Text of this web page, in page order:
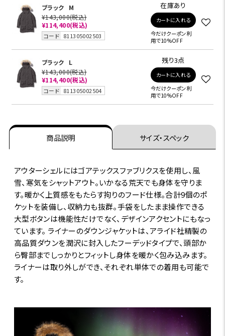
ブラック
M
¥143,000(税込)
¥114,400(税込)
コード 811305002503
在庫あり
カートに入れる
今だけクーポン利
用で10%OFF
ブラック
L
¥143,000(税込)
¥114,400(税込)
コード 811305002504
残り3点
カートに入れる
今だけクーポン利
用で10%OFF
商品説明 サイズ・スペック
アウターシェルにはゴアテックスファブリクスを使用し、風
雪、寒気をシャットアウト。いかなる荒天でも身体を守りま
す。暖かく上質感をもたらす拘りのフード仕様。合計9個のポ
ケットを装備し、収納力も抜群。手袋をしたまま操作できる
大型ボタンは機能性だけでなく、デザインアクセントにもなっ
ています。 ライナーのダウンジャケットは、アライド社精製の
高品質ダウンを潤沢に封入したフーデッドタイプで、頭部か
ら臀部までしっかりとフィットし身体を暖かく包み込みます。
ライナーは取り外しができ、それぞれ単体での着用も可能で
す。